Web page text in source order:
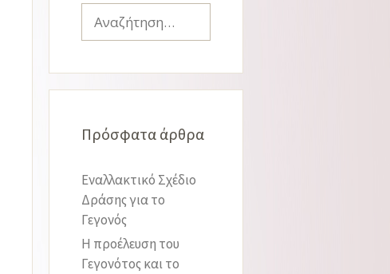
για:
Πρόσφατα άρθρα
Εναλλακτικό Σχέδιο
Δράσης για το
Γεγονός
Η προέλευση του
Γεγονότος και το